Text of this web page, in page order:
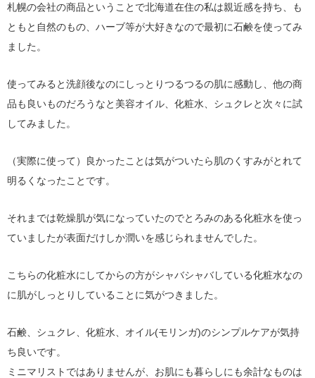
札幌の会社の商品ということで北海道在住の私は親近感を持ち、も
ともと自然のもの、ハーブ等が大好きなので最初に石鹸を使ってみ
ました。
使ってみると洗顔後なのにしっとりつるつるの肌に感動し、他の商
品も良いものだろうなと美容オイル、化粧水、シュクレと次々に試
してみました。
（実際に使って）良かったことは気がついたら肌のくすみがとれて
明るくなったことです。
それまでは乾燥肌が気になっていたのでとろみのある化粧水を使っ
ていましたが表面だけしか潤いを感じられませんでした。
こちらの化粧水にしてからの方がシャバシャバしている化粧水なの
に肌がしっとりしていることに気がつきました。
石鹸、シュクレ、化粧水、オイル(モリンガ)のシンプルケアが気持
ち良いです。
ミニマリストではありませんが、お肌にも暮らしにも余計なものは